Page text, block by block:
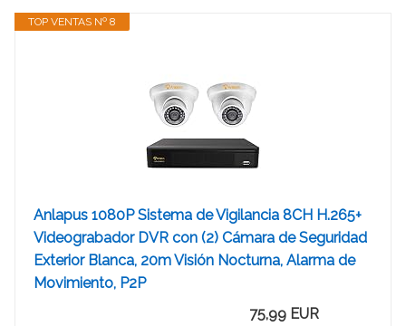
TOP VENTAS Nº 8
Anlapus 1080P Sistema de Vigilancia 8CH H.265+
Videograbador DVR con (2) Cámara de Seguridad
Exterior Blanca, 20m Visión Nocturna, Alarma de
Movimiento, P2P
75,99 EUR